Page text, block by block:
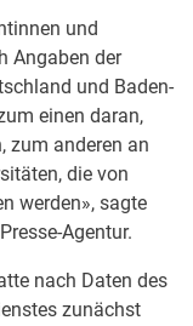
und
Angaben der
und Baden-
einen daran,
zum anderen an
die von
werden», sagte
Agentur.
nach Daten des
zunächst